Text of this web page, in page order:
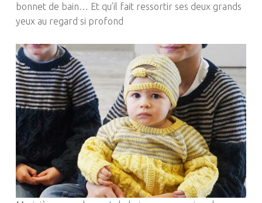
bonnet de bain… Et qu’il fait ressortir ses deux grands
yeux au regard si profond